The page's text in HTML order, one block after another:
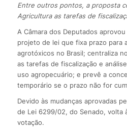
Entre outros pontos, a proposta
Agricultura as tarefas de
A Câmara dos Deputados
projeto de lei que fixa prazo para
agrotóxicos no Brasil; centraliza
as tarefas de fiscalização e
uso agropecuário; e prevê a
temporário se o prazo não for
Devido às mudanças aprovadas
de Lei 6299/02, do Senado, volta
votação.